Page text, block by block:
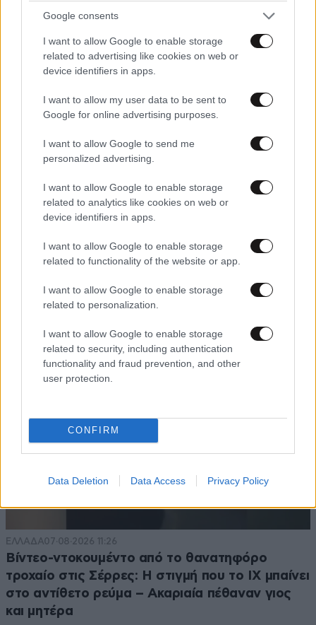
Google consents
I want to allow Google to enable storage
related to advertising like cookies on web or
device identifiers in apps.
I want to allow my user data to be sent to
Google for online advertising purposes.
I want to allow Google to send me
personalized advertising.
I want to allow Google to enable storage
related to analytics like cookies on web or
device identifiers in apps.
I want to allow Google to enable storage
related to functionality of the website or app.
I want to allow Google to enable storage
related to personalization.
I want to allow Google to enable storage
related to security, including authentication
functionality and fraud prevention, and other
user protection.
CONFIRM
Data Deletion Data Access Privacy Policy
Απαντήστε
TRENDING
ΕΛΛΑΔΑ07·08·2026 11:26
Βίντεο-ντοκουμέντο από το θανατηφόρο
τροχαίο στις Σέρρες: Η στιγμή που το ΙΧ μπαίνει
στο αντίθετο ρεύμα – Ακαριαία πέθαναν γιος
και μητέρα